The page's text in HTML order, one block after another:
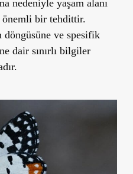
nedeniyle yaşam alanı
önemli bir tehdittir.
döngüsüne ve spesifik
dair sınırlı bilgiler